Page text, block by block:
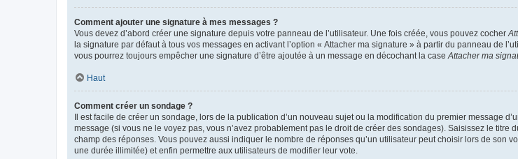
Comment ajouter une signature à mes messages ?
Vous devez d’abord créer une signature depuis votre panneau de l’utilisateur. Une fois créée, vous pouvez cocher
la signature par défaut à tous vos messages en activant l’option « Attacher ma signature » à partir du panneau de
vous pourrez toujours empêcher une signature d’être ajoutée à un message en décochant la case Attacher ma
Haut
Comment créer un sondage ?
Il est facile de créer un sondage, lors de la publication d’un nouveau sujet ou la modification du premier message
message (si vous ne le voyez pas, vous n’avez probablement pas le droit de créer des sondages). Saisissez le
champ des réponses. Vous pouvez aussi indiquer le nombre de réponses qu’un utilisateur peut choisir lors de son
une durée illimitée) et enfin permettre aux utilisateurs de modifier leur vote.